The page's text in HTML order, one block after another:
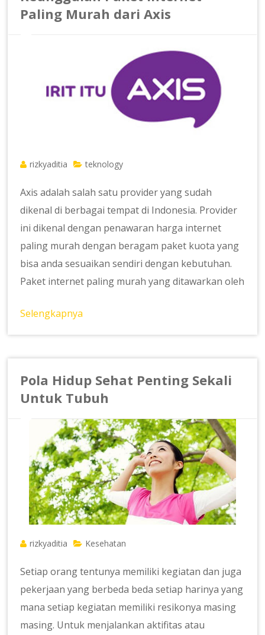
Paling Murah dari Axis
rizkyaditia teknology
Axis adalah salah satu provider yang sudah
dikenal di berbagai tempat di Indonesia. Provider
ini dikenal dengan penawaran harga internet
paling murah dengan beragam paket kuota yang
bisa anda sesuaikan sendiri dengan kebutuhan.
Paket internet paling murah yang ditawarkan oleh
Selengkapnya
Pola Hidup Sehat Penting Sekali
Untuk Tubuh
rizkyaditia Kesehatan
Setiap orang tentunya memiliki kegiatan dan juga
pekerjaan yang berbeda beda setiap harinya yang
mana setiap kegiatan memiliki resikonya masing
masing. Untuk menjalankan aktifitas atau